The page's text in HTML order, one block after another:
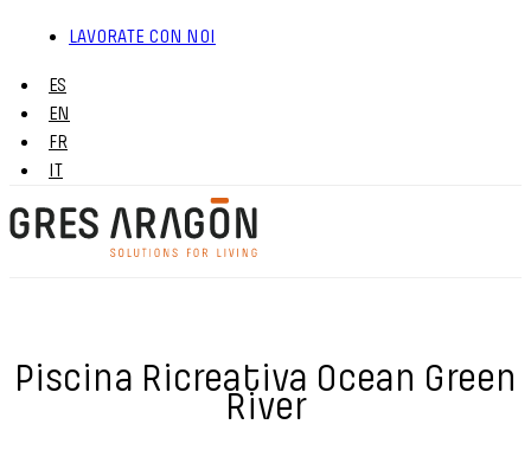
LAVORATE CON NOI
ES
EN
FR
IT
Piscina Ricreativa Ocean Green
River